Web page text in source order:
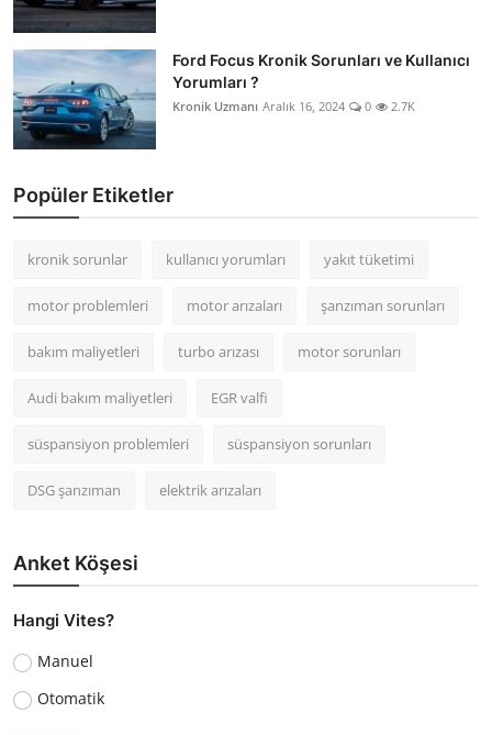
Ford Focus Kronik Sorunları ve Kullanıcı
Yorumları ?
Kronik Uzmanı Aralık 16, 2024 0 2.7K
Popüler Etiketler
kronik sorunlar kullanıcı yorumları yakıt tüketimi
motor problemleri motor arızaları şanzıman sorunları
bakım maliyetleri turbo arızası motor sorunları
Audi bakım maliyetleri EGR valfi
süspansiyon problemleri süspansiyon sorunları
DSG şanzıman elektrik arızaları
Anket Köşesi
Hangi Vites?
Manuel
Otomatik